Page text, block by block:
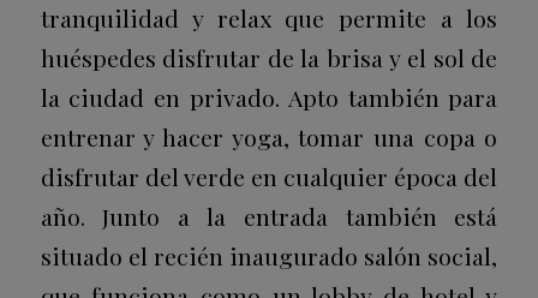
tranquilidad y relax que permite a los
huéspedes disfrutar de la brisa y el sol de
la ciudad en privado. Apto también para
entrenar y hacer yoga, tomar una copa o
disfrutar del verde en cualquier época del
año. Junto a la entrada también está
situado el recién inaugurado salón social,